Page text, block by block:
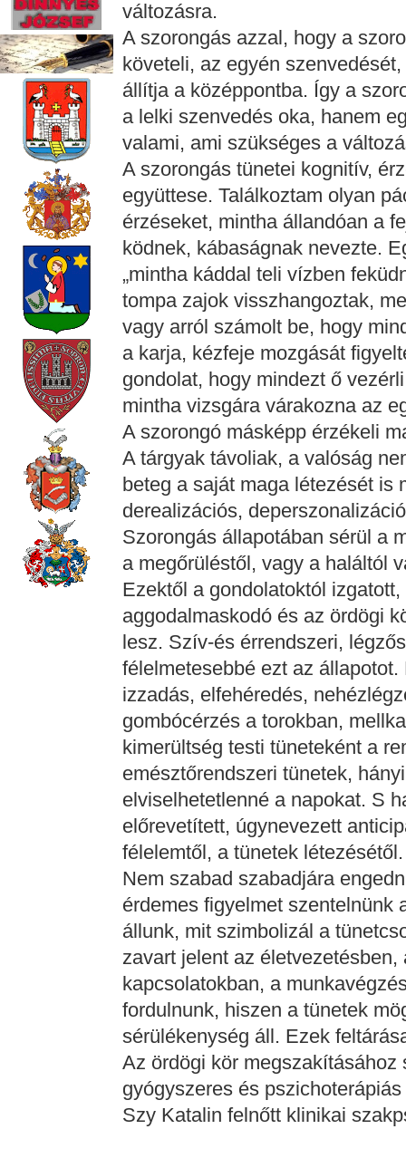
változásra.
A szorongás azzal, hogy a
követeli, az egyén
állítja a középpontba. Így a
a lelki szenvedés oka, hanem
valami, ami szükséges a
A szorongás tünetei kognitív,
együttese. Találkoztam olyan
érzéseket, mintha állandóan a
ködnek, kábaságnak nevezte.
„mintha káddal teli vízben
tompa zajok visszhangoztak,
vagy arról számolt be, hogy
a karja, kézfeje mozgását
gondolat, hogy mindezt ő
mintha vizsgára várakozna az
A szorongó másképp érzékeli
A tárgyak távoliak, a valóság
beteg a saját maga létezését is
derealizációs,
Szorongás állapotában sérül a
a megőrüléstől, vagy a haláltól
Ezektől a gondolatoktól
aggodalmaskodó és az ördögi
lesz. Szív-és érrendszeri,
félelmetesebbé ezt az
izzadás, elfehéredés,
gombócérzés a torokban,
kimerültség testi tüneteként a
emésztőrendszeri tünetek,
elviselhetetlenné a napokat. S
előrevetített, úgynevezett
félelemtől, a tünetek létezésétől.
Nem szabad szabadjára
érdemes figyelmet szentelnünk
állunk, mit szimbolizál a
zavart jelent az
kapcsolatokban, a
fordulnunk, hiszen a tünetek
sérülékenység áll. Ezek
Az ördögi kör
gyógyszeres és
Szy Katalin felnőtt klinikai